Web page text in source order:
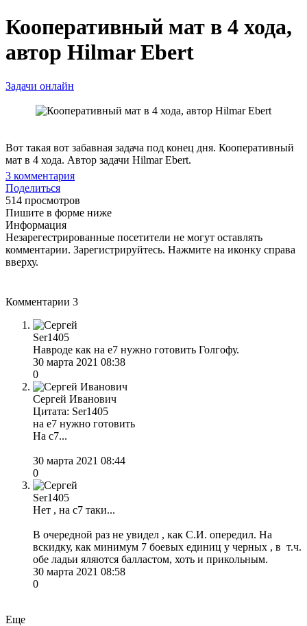
Кооперативный мат в 4 хода,
автор Hilmar Ebert
Задачи онлайн
Вот такая вот забавная задача под конец дня. Кооперативный
мат в 4 хода. Автор задачи Hilmar Ebert.
3 комментария
Поделиться
514 просмотров
Пишите в форме ниже
Информация
Незарегестрированные посетители не могут оставлять
комментарии. Зарегистрируйтесь. Нажмите на иконку справа
вверху.
Комментарии 3
Ser1405
Навроде как на е7 нужно готовить Голгофу.
30 марта 2021 08:38
0
Сергей Иванович
Цитата: Ser1405
на е7 нужно готовить
На c7...
30 марта 2021 08:44
0
Ser1405
Нет , на с7 таки...
В очередной раз не увидел , как С.И. опередил. На
вскидку, как минимум 7 боевых единиц у черных , в т.ч.
обе ладьи яляются балластом, хоть и прикольным.
30 марта 2021 08:58
0
Еще